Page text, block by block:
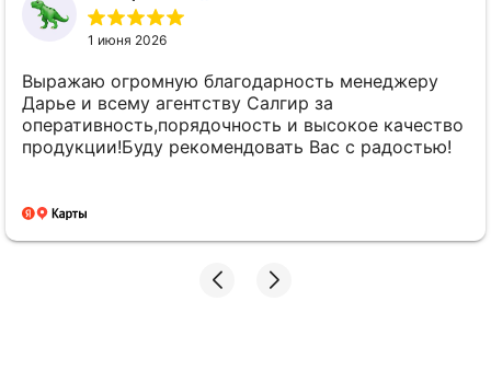
1 июня 2026
Выражаю огромную благодарность менеджеру
Дарье и всему агентству Салгир за
оперативность,порядочность и высокое качество
продукции!Буду рекомендовать Вас с радостью!